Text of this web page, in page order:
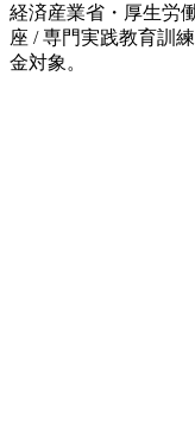
経済産業省・厚生労
座 / 専門実践教育訓
金対象。